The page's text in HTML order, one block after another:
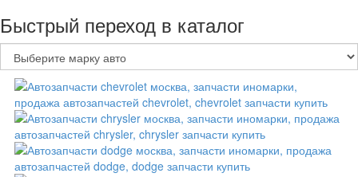
Быстрый переход в каталог